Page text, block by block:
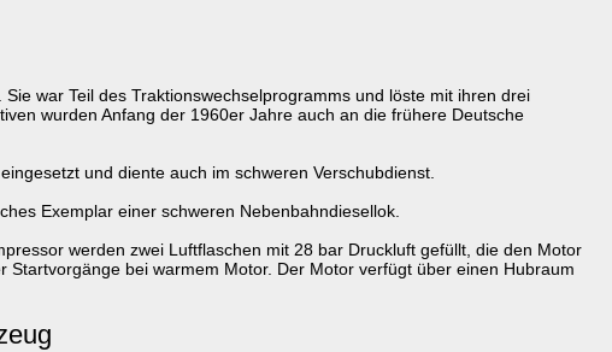
war Teil des Traktionswechselprogramms und löste mit ihren drei
wurden Anfang der 1960er Jahre auch an die frühere Deutsche
und diente auch im schweren Verschubdienst.
Exemplar einer schweren Nebenbahndiesellok.
werden zwei Luftflaschen mit 28 bar Druckluft gefüllt, die den Motor
bei warmem Motor. Der Motor verfügt über einen Hubraum